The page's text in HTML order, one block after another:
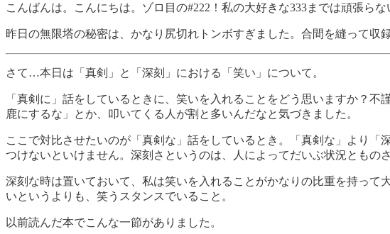
こんばんは。こんにちは。ゾロ目の#222！私の大好きな333までは頑張らな
昨日の無限塔の秘密は、かなり尻切れトンボすぎました。合間を縫って収
さて…本日は「真剣」と「深刻」における「笑い」について。
「真剣に」話をしているときに、笑いを入れることをどう思いますか？
鹿にするな」とか、叩いてくる人が割と多いんだなと気づきました。
ここで対比させたいのが「真剣な」話をしているとき。「真剣な」より
つけないといけません。深刻さというのは、人によってだいぶ状況ともの
深刻な時は置いておいて、私は笑いを入れることがかなりの比重を持っ
いというよりも、笑うスタンスでいること。
以前読んだ本でこんな一節がありました。